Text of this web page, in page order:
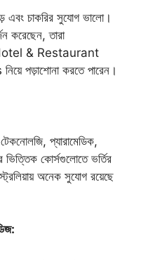
এবং চাকরির সুযোগ ভালো।
করেছেন, তারা
& Restaurant
পড়াশোনা করতে পারেন।
প্যারামেডিক,
ভিত্তিক কোর্সগুলোতে ভর্তির
অনেক সুযোগ রয়েছে